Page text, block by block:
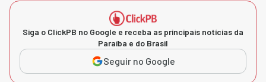
Siga o ClickPB no Google e receba as principais notícias da
Paraíba e do Brasil
Seguir no Google